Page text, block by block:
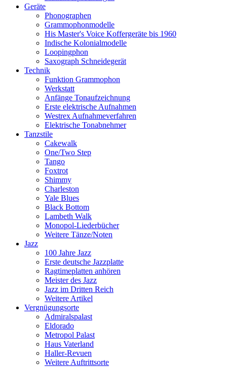
Geräte
Phonographen
Grammophonmodelle
His Master's Voice Koffergeräte bis 1960
Indische Kolonialmodelle
Loopingphon
Saxograph Schneidegerät
Technik
Funktion Grammophon
Werkstatt
Anfänge Tonaufzeichnung
Erste elektrische Aufnahmen
Westrex Aufnahmeverfahren
Elektrische Tonabnehmer
Tanzstile
Cakewalk
One/Two Step
Tango
Foxtrot
Shimmy
Charleston
Yale Blues
Black Bottom
Lambeth Walk
Monopol-Liederbücher
Weitere Tänze/Noten
Jazz
100 Jahre Jazz
Erste deutsche Jazzplatte
Ragtimeplatten anhören
Meister des Jazz
Jazz im Dritten Reich
Weitere Artikel
Vergnügungsorte
Admiralspalast
Eldorado
Metropol Palast
Haus Vaterland
Haller-Revuen
Weitere Auftrittsorte